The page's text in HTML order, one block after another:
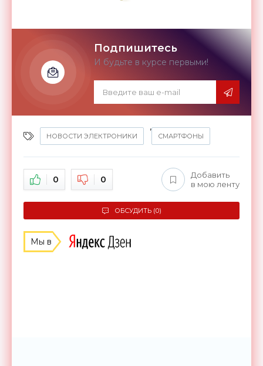
Подпишитесь
И будьте в курсе первыми!
НОВОСТИ ЭЛЕКТРОНИКИ
,
СМАРТФОНЫ
0 0
Добавить
в мою ленту
ОБСУДИТЬ (0)
Мы в